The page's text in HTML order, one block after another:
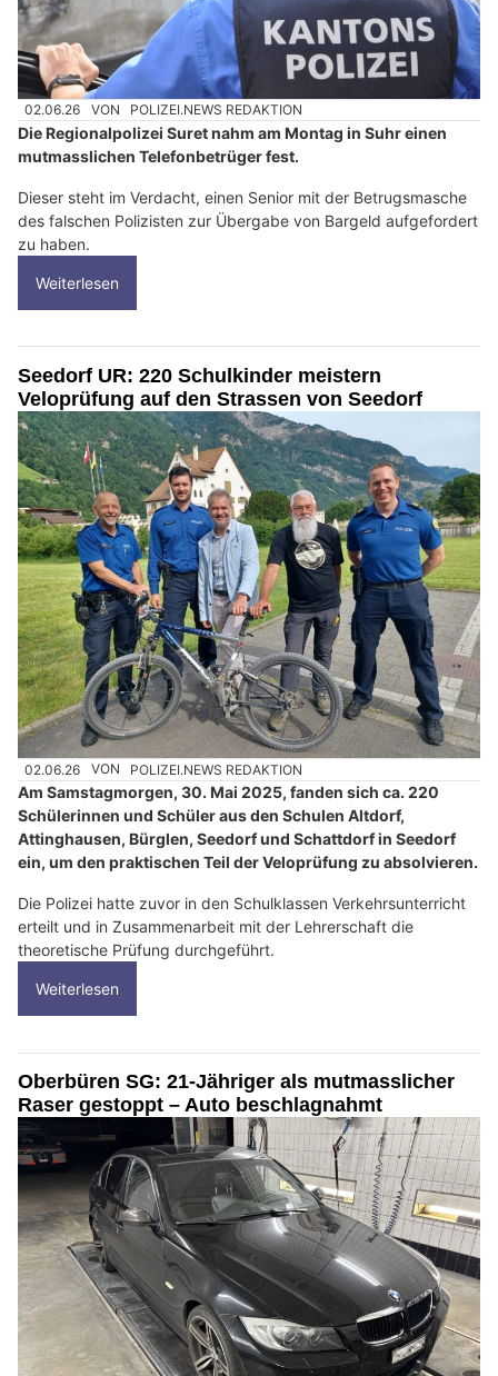
02.06.26 VON POLIZEI.NEWS REDAKTION
Die Regionalpolizei Suret nahm am Montag in Suhr einen
mutmasslichen Telefonbetrüger fest.
Dieser steht im Verdacht, einen Senior mit der Betrugsmasche
des falschen Polizisten zur Übergabe von Bargeld aufgefordert
zu haben.
Weiterlesen
Seedorf UR: 220 Schulkinder meistern
Veloprüfung auf den Strassen von Seedorf
02.06.26 VON POLIZEI.NEWS REDAKTION
Am Samstagmorgen, 30. Mai 2025, fanden sich ca. 220
Schülerinnen und Schüler aus den Schulen Altdorf,
Attinghausen, Bürglen, Seedorf und Schattdorf in Seedorf
ein, um den praktischen Teil der Veloprüfung zu absolvieren.
Die Polizei hatte zuvor in den Schulklassen Verkehrsunterricht
erteilt und in Zusammenarbeit mit der Lehrerschaft die
theoretische Prüfung durchgeführt.
Weiterlesen
Oberbüren SG: 21-Jähriger als mutmasslicher
Raser gestoppt – Auto beschlagnahmt